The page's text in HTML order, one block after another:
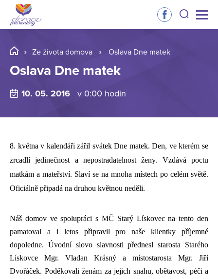
Ze života domova Oslava Dne matek
Oslava Dne matek
10. 05. 2016 v 0:00 hodin
8. května v kalendáři zářil svátek Dne matek. Den, ve kterém se
zrcadlí jedinečnost a nepostradatelnost ženy. Vzdává poctu
matkám a mateřství. Slaví se na mnoha místech po celém světě.
Oficiálně připadá na druhou květnou neděli.
Náš domov ve spolupráci s MČ Starý Lískovec na tento den
pamatoval a i letos připravil pro naše klientky příjemné
dopoledne. Úvodní slovo slavnosti přednesl starosta Starého
Lískovce Mgr. Vladan Krásný a místostarosta Mgr. Jiří
Dvořáček. Poděkovali ženám za jejich snahu, obětavost, péči a